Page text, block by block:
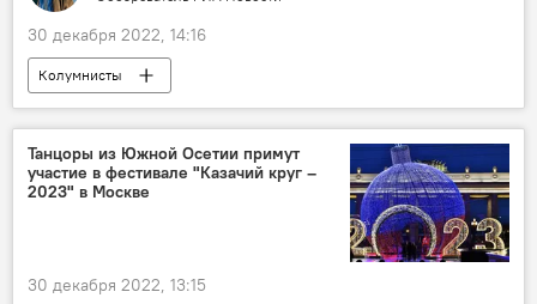
30 декабря 2022, 14:16
Колумнисты
Танцоры из Южной Осетии примут
участие в фестивале "Казачий круг –
2023" в Москве
30 декабря 2022, 13:15